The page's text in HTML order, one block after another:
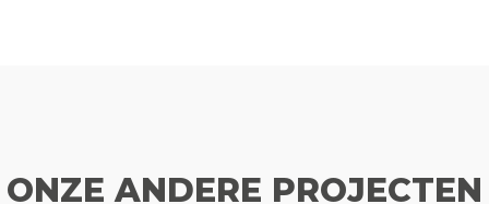
ONZE ANDERE PROJECTEN